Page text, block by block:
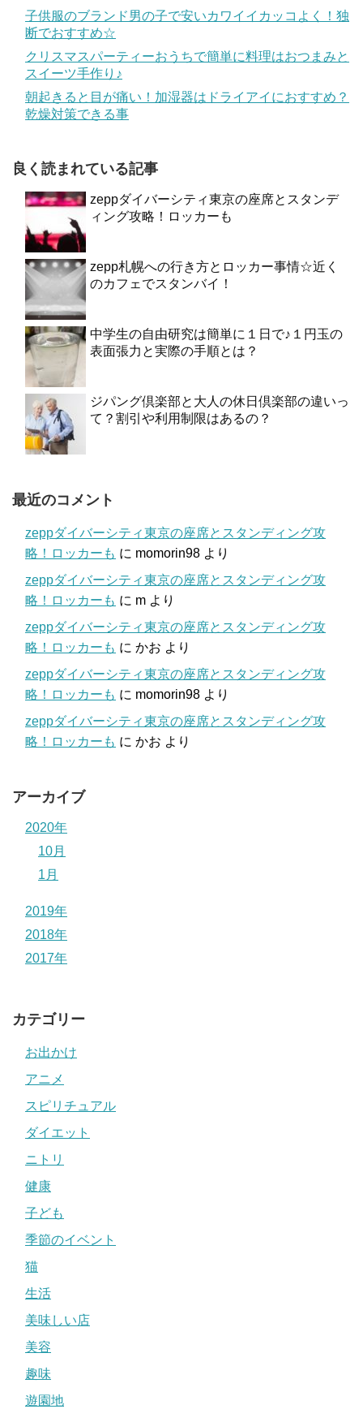
子供服のブランド男の子で安いカワイイカッコよく！独
断でおすすめ☆
クリスマスパーティーおうちで簡単に料理はおつまみと
スイーツ手作り♪
朝起きると目が痛い！加湿器はドライアイにおすすめ？
乾燥対策できる事
良く読まれている記事
zeppダイバーシティ東京の座席とスタンデ
ィング攻略！ロッカーも
zepp札幌への行き方とロッカー事情☆近く
のカフェでスタンバイ！
中学生の自由研究は簡単に１日で♪１円玉の
表面張力と実際の手順とは？
ジパング倶楽部と大人の休日倶楽部の違いっ
て？割引や利用制限はあるの？
最近のコメント
zeppダイバーシティ東京の座席とスタンディング攻
略！ロッカーも に momorin98 より
zeppダイバーシティ東京の座席とスタンディング攻
略！ロッカーも に m より
zeppダイバーシティ東京の座席とスタンディング攻
略！ロッカーも に かお より
zeppダイバーシティ東京の座席とスタンディング攻
略！ロッカーも に momorin98 より
zeppダイバーシティ東京の座席とスタンディング攻
略！ロッカーも に かお より
アーカイブ
2020年
10月
1月
2019年
2018年
2017年
カテゴリー
お出かけ
アニメ
スピリチュアル
ダイエット
ニトリ
健康
子ども
季節のイベント
猫
生活
美味しい店
美容
趣味
遊園地